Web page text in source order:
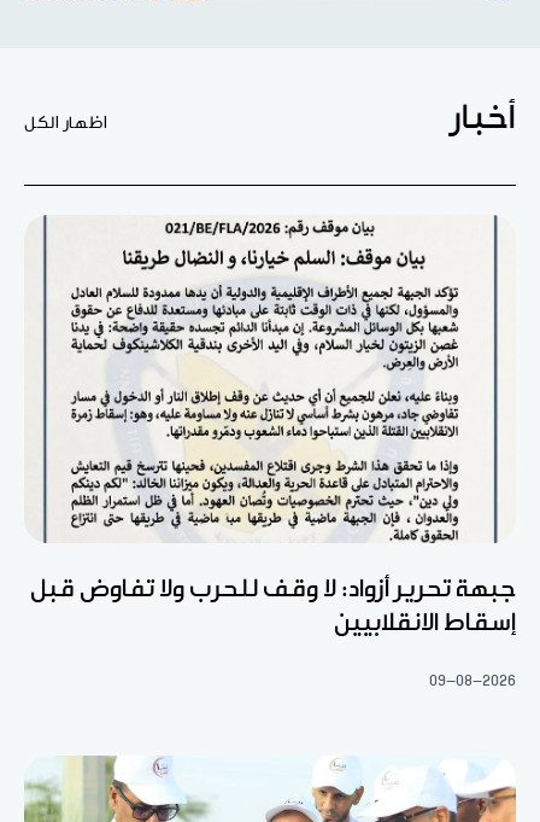
أخبار اظهار الكل
جبهة تحرير أزواد: لا وقف للحرب ولا تفاوض قبل
إسقاط الانقلابيين
09-08-2026